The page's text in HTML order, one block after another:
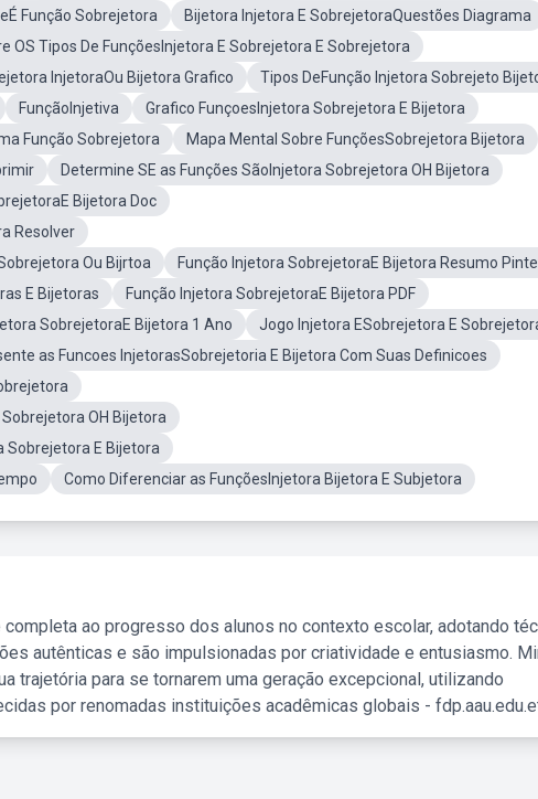
Função Sobrejetora
Bijetora Injetora E SobrejetoraQuestões Diagrama
OS Tipos De FunçõesInjetora E Sobrejetora E Sobrejetora
InjetoraOu Bijetora Grafico
Tipos DeFunção Injetora Sobrejeto
FunçãoInjetiva
Grafico FunçoesInjetora Sobrejetora E Bijetora
Função Sobrejetora
Mapa Mental Sobre FunçõesSobrejetora Bijetora
Determine SE as Funções SãoInjetora Sobrejetora OH Bijetora
Bijetora Doc
Resolver
Ou Bijrtoa
Função Injetora SobrejetoraE Bijetora Resumo
E Bijetoras
Função Injetora SobrejetoraE Bijetora PDF
SobrejetoraE Bijetora 1 Ano
Jogo Injetora ESobrejetora E
as Funcoes InjetorasSobrejetoria E Bijetora Com Suas Definicoes
OH Bijetora
Sobrejetora E Bijetora
Como Diferenciar as FunçõesInjetora Bijetora E Subjetora
completa ao progresso dos alunos no contexto escolar, adotando
autênticas e são impulsionadas por criatividade e entusiasmo.
trajetória para se tornarem uma geração excepcional, utilizando
por renomadas instituições acadêmicas globais -